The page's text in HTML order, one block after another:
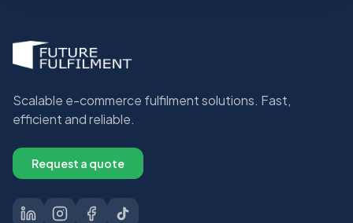
Scalable e-commerce fulfilment solutions. Fast,
efficient and reliable.
Request a quote